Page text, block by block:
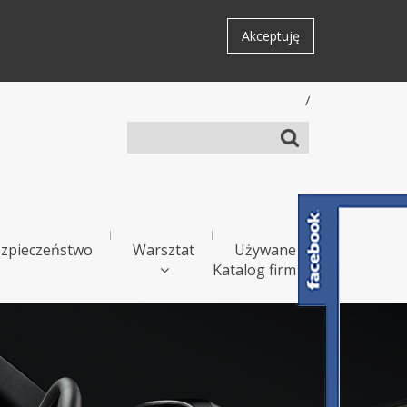
Akceptuję
/
Warsztat
Używane
Katalog firm